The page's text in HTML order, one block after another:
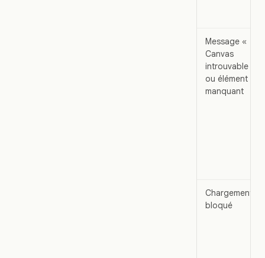
Message «
Canvas
introuvable »
ou élément
manquant
Chargement
bloqué